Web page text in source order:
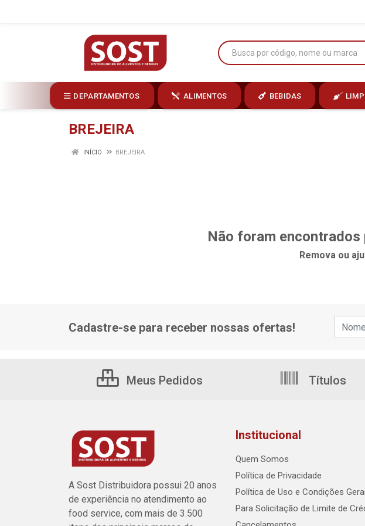
DEPARTAMENTOS ALIMENTOS BEBIDAS
BREJEIRA
INÍCIO BREJEIRA
Não foram
Remova ou
Cadastre-se para receber nossas ofertas!
Meus Pedidos Títulos
A Sost Distribuidora possui 20 anos
de experiência no atendimento ao
food service, com mais de 3.500
Institucional
Quem Somos
Política de Privacidade
Política de Uso e Condições
Para Solicitação de Limite de